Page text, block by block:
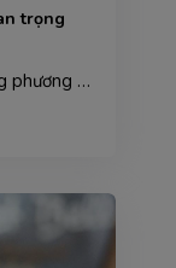
trọng
Siêu âm tim thai là một trong những phương pháp quan trọng giúp theo dõi và đánh giá sức khỏe tim mạ...